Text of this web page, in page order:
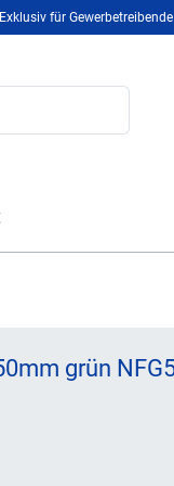
Exklusiv für Gewerbetreibende
grün